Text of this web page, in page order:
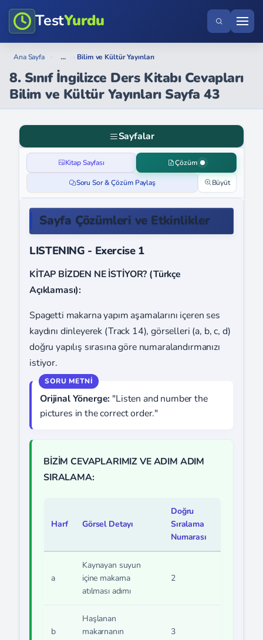
TestYurdu
Ana Sayfa › ... › Bilim ve Kültür Yayınları
8. Sınıf İngilizce Ders Kitabı Cevapları
Bilim ve Kültür Yayınları Sayfa 43
Sayfalar
Kitap Sayfası Çözüm
Soru Sor & Çözüm Paylaş Büyüt
Sayfa Çözümleri ve Etkinlikler
LISTENING - Exercise 1
KİTAP BİZDEN NE İSTİYOR? (Türkçe
Açıklaması):
Spagetti makarna yapım aşamalarını içeren ses
kaydını dinleyerek (Track 14), görselleri (a, b, c, d)
doğru yapılış sırasına göre numaralandırmanızı
istiyor.
Orijinal Yönerge: "Listen and number the
pictures in the correct order."
BİZİM CEVAPLARIMIZ VE ADIM ADIM
SIRALAMA:
Harf Görsel Detayı
Doğru
Sıralama
Numarası
a
Kaynayan suyun
içine makarna
atılması adımı
2
b
Haşlanan
makarnanın
3